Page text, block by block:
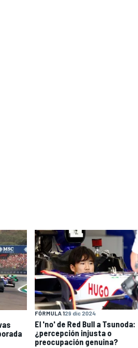
FÓRMULA 129 dic 2024
El 'no' de Red Bull a Tsunoda:
¿percepción injusta o
preocupación genuina?